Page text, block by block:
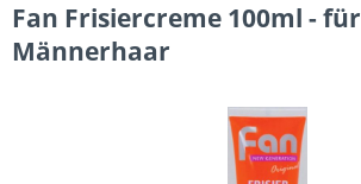
Fan Frisiercreme 100ml - für
Männerhaar